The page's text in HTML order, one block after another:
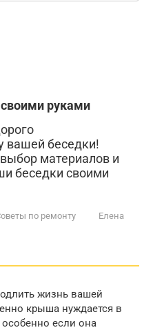
руками
вашей беседки!
материалов и
беседки своими
по ремонту
Елена
жизнь вашей
крыша нуждается в
особенно если она